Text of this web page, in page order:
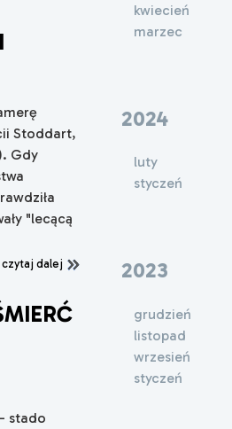
Stoddart,
Gdy
"lecącą
czytaj dalej
stado
kwiecień
marzec
2024
luty
styczeń
2023
grudzień
listopad
wrzesień
styczeń